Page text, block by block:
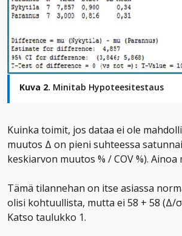
Kuva 2. Minitab Hypoteesitestaus
Kuinka toimit, jos dataa ei ole
muutos Δ on pieni suhteessa
keskiarvon muutos % / COV %).
Tämä tilannehan on itse asiassa
olisi kohtuullista, mutta ei 58 + 58 (Δ/
Katso taulukko 1.